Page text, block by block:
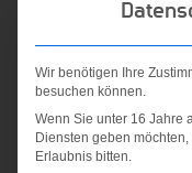
zzgl. Versandkosten
Wir benötigen Ihre
besuchen können.
Wenn Sie unter 16 Jahre
Diensten geben
Erlaubnis bitten.